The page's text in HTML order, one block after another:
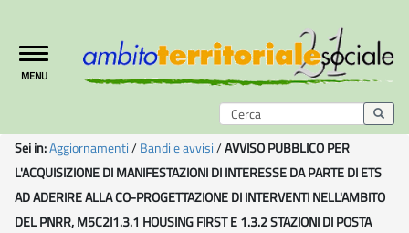
Toggle
navigation
MENU
Sei in:Aggiornamenti/Bandi e avvisi/AVVISO PUBBLICO PER
L'ACQUISIZIONE DI MANIFESTAZIONI DI INTERESSE DA PARTE DI ETS
AD ADERIRE ALLA CO-PROGETTAZIONE DI INTERVENTI NELL'AMBITO
DEL PNRR, M5C2I1.3.1 HOUSING FIRST E 1.3.2 STAZIONI DI POSTA